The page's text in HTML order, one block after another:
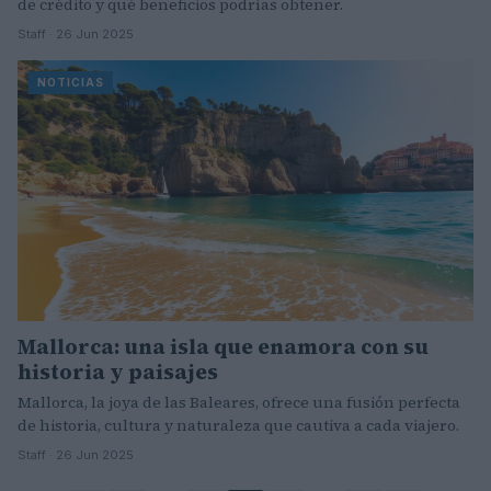
Staff · 26 Jun 2025
NOTICIAS
Mallorca: una isla que enamora con su
historia y paisajes
Mallorca, la joya de las Baleares, ofrece una fusión perfecta
de historia, cultura y naturaleza que cautiva a cada viajero.
Staff · 26 Jun 2025